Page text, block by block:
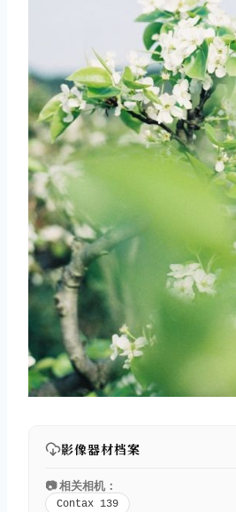
影像器材档案
📷 相关相机：
Contax 139